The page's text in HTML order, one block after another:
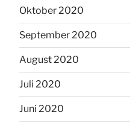
Oktober 2020
September 2020
August 2020
Juli 2020
Juni 2020